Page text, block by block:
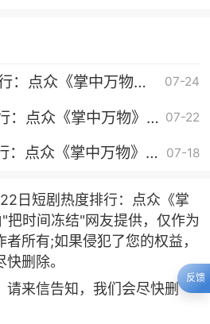
：点众《掌中万物》
07-24
：点众《掌中万物》
07-22
点众《掌中万物》
07-18
日短剧热度排行：点众《掌
把时间冻结"网友提供，仅作为
所有;如果侵犯了您的权益，
删除。
请来信告知，我们会尽快删
反馈